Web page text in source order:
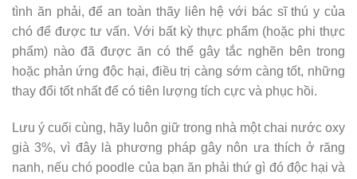
tình ăn phải, để an toàn thãy liên hệ với bác sĩ thú y của
chó để được tư vấn. Với bất kỳ thực phẩm (hoặc phi thực
phẩm) nào đã được ăn có thể gây tắc nghẽn bên trong
hoặc phản ứng độc hại, điều trị càng sớm càng tốt, những
thay đổi tốt nhất để có tiên lượng tích cực và phục hồi.
Lưu ý cuối cùng, hãy luôn giữ trong nhà một chai nước oxy
già 3%, vì đây là phương pháp gây nôn ưa thích ở răng
nanh, nếu chó poodle của bạn ăn phải thứ gì đó độc hại và